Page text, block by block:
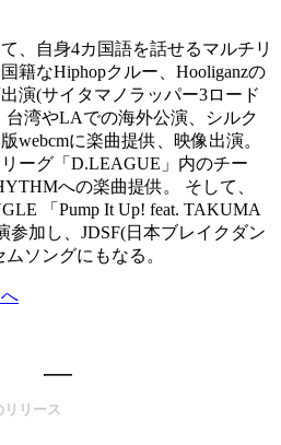
、自身4カ国語を話せるマルチリ
籍なHiphopクルー、Hooliganzの
演(サイタマノラッパー3ロード
台湾やLAでの海外公演、シルク
webcmに楽曲提供、映像出演。
ーグ「D.LEAGUE」内のチー
への楽曲提供。 そして、
「Pump It Up! feat. TAKUMA
参加し、JDSF(日本ブレイクダン
ソングにもなる。
リース